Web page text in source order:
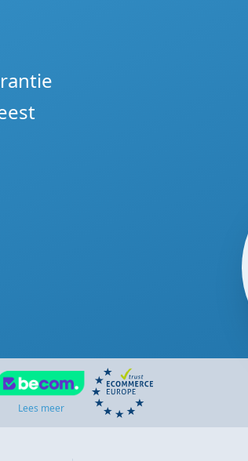
Lees meer